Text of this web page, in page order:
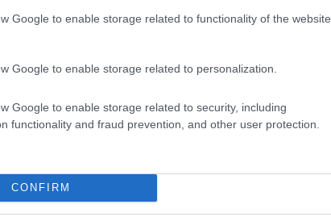
Google to enable storage related to functionality of the website
Google to enable storage related to personalization.
Google to enable storage related to security, including
functionality and fraud prevention, and other user protection.
CONFIRM
Πολιτική|06.10.2021 14:58
2 ώρες
Ολοκληρώθηκε ο 3ος γύρος